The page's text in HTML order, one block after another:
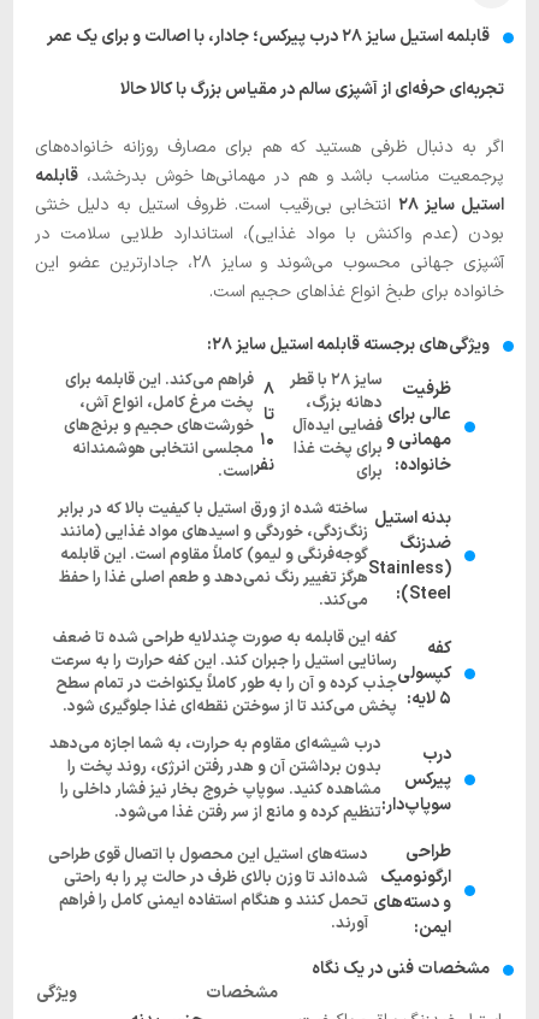
قابلمه استیل سایز ۲۸ درب پیرکس؛ جادار، با اصالت و برای یک عمر
تجربه‌ای حرفه‌ای از آشپزی سالم در مقیاس بزرگ با کالا حالا
اگر به دنبال ظرفی هستید که هم برای مصارف روزانه خانواده‌های
پرجمعیت مناسب باشد و هم در مهمانی‌ها خوش بدرخشد، قابلمه
استیل سایز ۲۸
انتخابی بی‌رقیب است. ظروف استیل به دلیل خنثی
بودن (عدم واکنش با مواد غذایی)، استاندارد طلایی سلامت در
آشپزی جهانی محسوب می‌شوند و سایز ۲۸، جادارترین عضو این
خانواده برای طبخ انواع غذاهای حجیم است.
ویژگی‌های برجسته قابلمه استیل سایز ۲۸:
ظرفیت
عالی برای
مهمانی و
خانواده:
سایز ۲۸ با قطر
دهانه بزرگ،
فضایی ایده‌آل
برای پخت غذا
برای
۸
تا
۱۰
نفر
فراهم می‌کند. این قابلمه برای
پخت مرغ کامل، انواع آش،
خورشت‌های حجیم و برنج‌های
مجلسی انتخابی هوشمندانه
است.
بدنه استیل
ضدزنگ
(Stainless
Steel):
ساخته شده از ورق استیل با کیفیت بالا که در برابر
زنگ‌زدگی، خوردگی و اسیدهای مواد غذایی (مانند
گوجه‌فرنگی و لیمو) کاملاً مقاوم است. این قابلمه
هرگز تغییر رنگ نمی‌دهد و طعم اصلی غذا را حفظ
می‌کند.
کفه
کپسولی
۵ لایه:
کفه این قابلمه به صورت چندلایه طراحی شده تا ضعف
رسانایی استیل را جبران کند. این کفه حرارت را به سرعت
جذب کرده و آن را به طور کاملاً یکنواخت در تمام سطح
پخش می‌کند تا از سوختن نقطه‌ای غذا جلوگیری شود.
درب
پیرکس
سوپاپ‌دار:
درب شیشه‌ای مقاوم به حرارت، به شما اجازه می‌دهد
بدون برداشتن آن و هدر رفتن انرژی، روند پخت را
مشاهده کنید. سوپاپ خروج بخار نیز فشار داخلی را
تنظیم کرده و مانع از سر رفتن غذا می‌شود.
طراحی
ارگونومیک
و دسته‌های
ایمن:
دسته‌های استیل این محصول با اتصال قوی طراحی
شده‌اند تا وزن بالای ظرف در حالت پر را به راحتی
تحمل کنند و هنگام استفاده ایمنی کامل را فراهم
آورند.
مشخصات فنی در یک نگاه
ویژگی
مشخصات